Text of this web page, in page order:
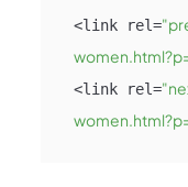
<link rel=
<link rel=